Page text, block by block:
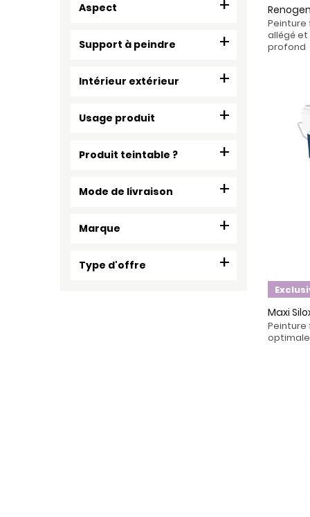
Aspect
Support à peindre
Intérieur extérieur
Usage produit
Produit teintable ?
Mode de livraison
Marque
Type d'offre
allégé et
profond
Maxi
optimale